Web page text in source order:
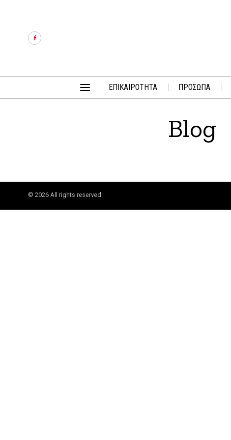
ΕΠΙΚΑΙΡΟΤΗΤΑ ΠΡΟΣΩΠΑ
Blog
© 2026 All rights reserved.